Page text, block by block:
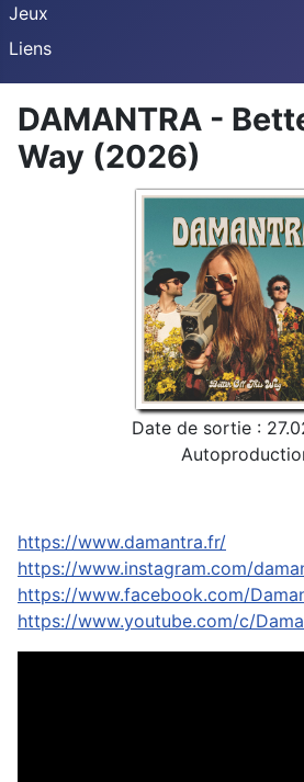
Jeux
Liens
DAMANTRA -
Way (2026)
Date de sortie :
https://www.damantra.fr/
https://www.instagram.com/
https://www.facebook.com/
https://www.youtube.com/c/